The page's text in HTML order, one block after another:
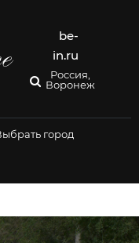
be-
in.ru
Россия,
Воронеж
город